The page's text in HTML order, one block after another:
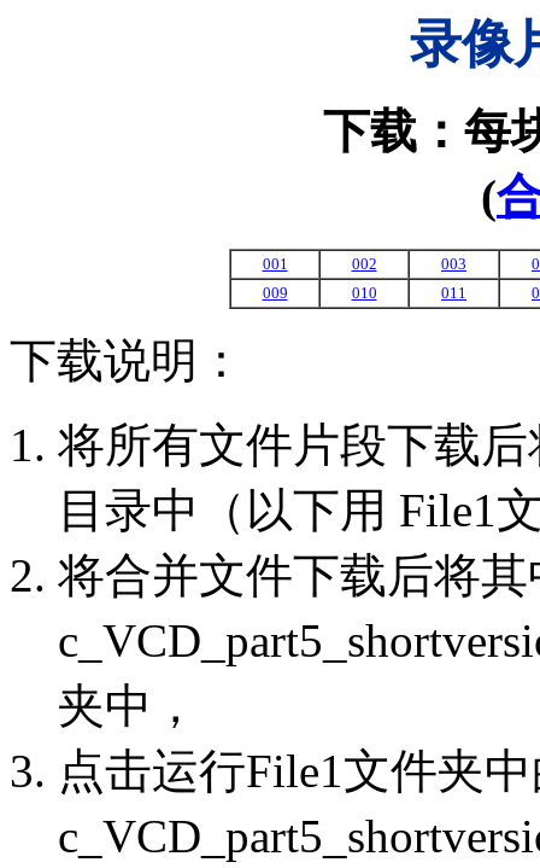
录像
下载：每
(
001 002 003
009
010 011
下载说明：
将所有文件片段下载
目录中（以下用 File1
将合并文件下载后将
夹中，
点击运行File1文件夹